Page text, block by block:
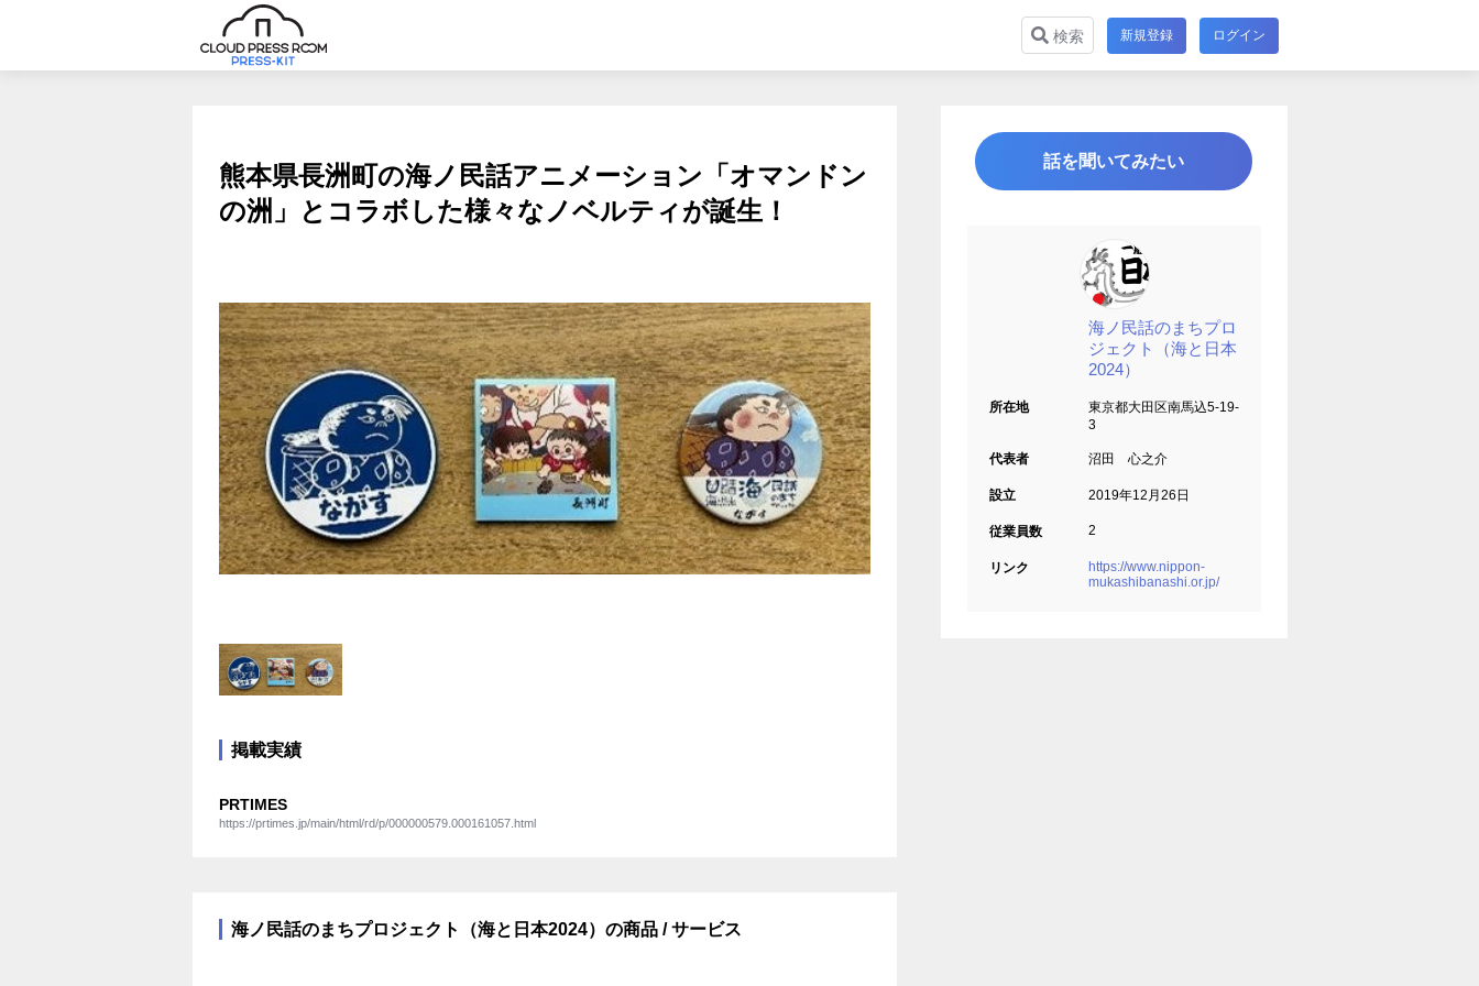
検索 新規登録 ログイン
熊本県長洲町の海ノ民話アニメーション「オマンドン
の洲」とコラボした様々なノベルティが誕生！
掲載実績
PRTIMES
https://prtimes.jp/main/html/rd/p/000000579.000161057.html
海ノ民話のまちプロジェクト（海と日本2024）の商品 / サービス
話を聞いてみたい
海ノ民話のまちプロ
ジェクト（海と日本
2024）
所在地
東京都大田区南馬込5-19-
3
代表者 沼田 心之介
設立 2019年12月26日
従業員数 2
リンク
https://www.nippon-
mukashibanashi.or.jp/